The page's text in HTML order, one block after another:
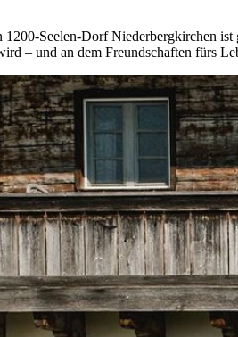
1200-Seelen-Dorf Niederbergkirchen
– und an dem Freundschaften fürs